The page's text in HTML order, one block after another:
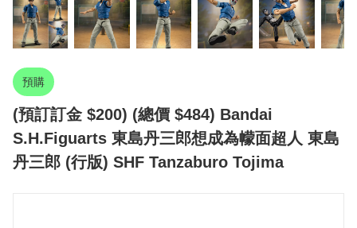
預購
(預訂訂金 $200) (總價 $484) Bandai
S.H.Figuarts 東島丹三郎想成為幪面超人 東島
丹三郎 (行版) SHF Tanzaburo Tojima